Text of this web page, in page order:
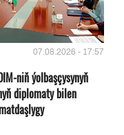
07.08.2026 - 17:57
niň ýolbaşçysynyň
diplomaty bilen